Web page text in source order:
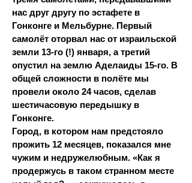
нас друг другу по эстафете в
Гонконге и Мельбурне. Первый
самолёт оторвал нас от израильской
земли 13-го (!) января, а третий
опустил на землю Аделаиды 15-го. В
общей сложности в полёте мы
провели около 24 часов, сделав
шестичасовую передышку в
Гонконге.
Город, в котором нам предстояло
прожить 12 месяцев, показался мне
чужим и недружелюбным. «Как я
продержусь в таком странном месте